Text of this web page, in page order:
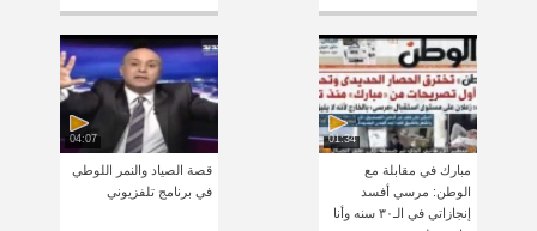
01:34
مبارك في مقابلة مع
الوطن: مرسي أفسد
إنجازاتي في الـ٣٠ سنه وأنا
04:07
قصة الصياد والنمر اللوطي
في برنامج تلفزيوني